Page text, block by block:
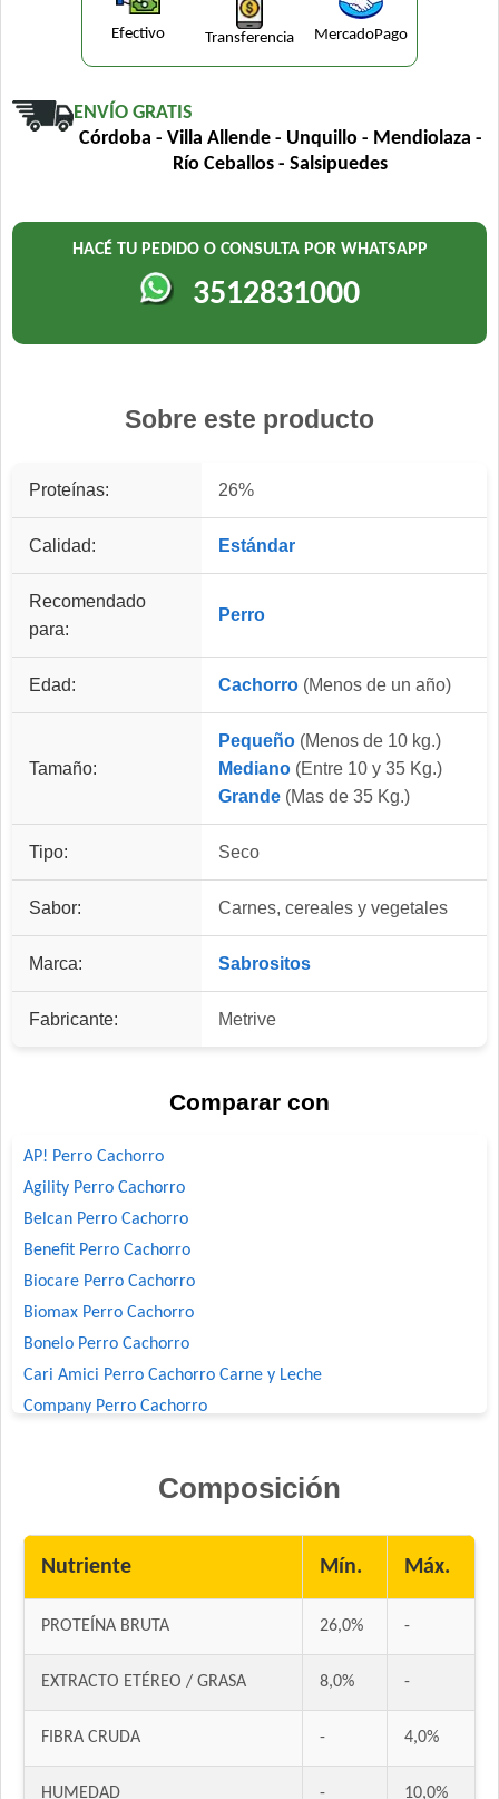
Efectivo Transferencia MercadoPago
ENVÍO GRATIS
Córdoba - Villa Allende - Unquillo - Mendiolaza -
Río Ceballos - Salsipuedes
HACÉ TU PEDIDO O CONSULTA POR WHATSAPP
3512831000
Sobre este producto
Proteínas: 26%
Calidad: Estándar
Recomendado
para:
Perro
Edad: Cachorro (Menos de un año)
Tamaño:
Pequeño (Menos de 10 kg.)
Mediano (Entre 10 y 35 Kg.)
Grande (Mas de 35 Kg.)
Tipo: Seco
Sabor: Carnes, cereales y vegetales
Marca: Sabrositos
Fabricante: Metrive
Comparar con
AP! Perro Cachorro
Agility Perro Cachorro
Belcan Perro Cachorro
Benefit Perro Cachorro
Biocare Perro Cachorro
Biomax Perro Cachorro
Bonelo Perro Cachorro
Cari Amici Perro Cachorro Carne y Leche
Company Perro Cachorro
Deleita Super Premium Perro Cachorro
Dog Chow Perro Cachorro
Dog Chow Perro Cachorro Mini
Dog Selection Etiqueta Negra Cachorros
Dog Selection Premium Cachorros
Dogui Perro Cachorro
Grande
Composición
Nutriente Mín. Máx.
PROTEÍNA BRUTA 26,0% -
EXTRACTO ETÉREO / GRASA 8,0% -
FIBRA CRUDA - 4,0%
HUMEDAD - 10,0%